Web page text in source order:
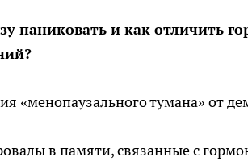
паниковать и как отличить
«менопаузального тумана» от
в памяти, связанные с